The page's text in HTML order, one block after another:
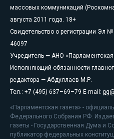
массовых коммуникаций
августа 2011 года. 18+
Свидетельство о регистрации Эл
46097
Учредитель — АНО «Парламентская
Исполняющий обязанности
редактора — Абдуллаев М.Р.
Тел.: +7 (495) 637–69–79 E-mail:
«Парламентская газета» -
Федерального Собрания РФ.
газеты - Государственная Дума и
публикатор федеральных